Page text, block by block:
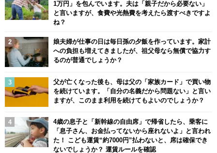
1万円」を包んでいます。夫は「親子だから必要ない」
と言いますが、食費や光熱費を考えたら渡すべきですよ
ね？
娘夫婦が仕事の日は毎日孫の夕飯を作っています。家計
への負担も増えてきましたが、祖父母なら無償で協力す
るのが普通でしょうか？
父が亡くなった後も、母は父の「家族カード」で買い物
を続けています。「自分の名義だから問題ない」と言い
ますが、このまま利用を続けてもよいのでしょうか？
4歳の息子と「新幹線の自由席」で帰省したら、乗客に
「息子さん、お金払ってないから座れないよ」と言われ
た！ こども運賃“約7000円”払わないと、席は確保でき
ないでしょうか？ 運賃ルールを確認